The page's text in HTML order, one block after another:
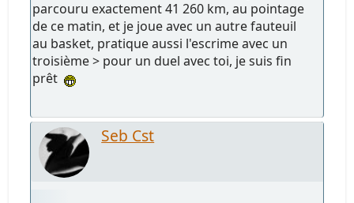
parcouru exactement 41 260 km, au pointage
de ce matin, et je joue avec un autre fauteuil
au basket, pratique aussi l'escrime avec un
troisième > pour un duel avec toi, je suis fin
prêt
Seb Cst